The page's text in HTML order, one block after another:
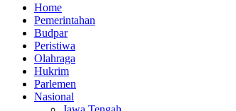
Home
Pemerintahan
Budpar
Peristiwa
Olahraga
Hukrim
Parlemen
Nasional